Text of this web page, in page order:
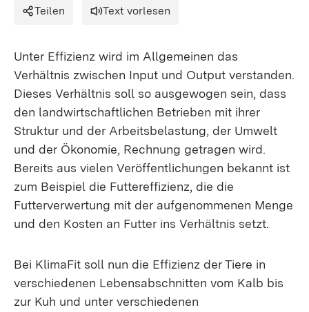
Teilen Text vorlesen
Unter Effizienz wird im Allgemeinen das
Verhältnis zwischen Input und Output verstanden.
Dieses Verhältnis soll so ausgewogen sein, dass
den landwirtschaftlichen Betrieben mit ihrer
Struktur und der Arbeitsbelastung, der Umwelt
und der Ökonomie, Rechnung getragen wird.
Bereits aus vielen Veröffentlichungen bekannt ist
zum Beispiel die Futtereffizienz, die die
Futterverwertung mit der aufgenommenen Menge
und den Kosten an Futter ins Verhältnis setzt.
Bei KlimaFit soll nun die Effizienz der Tiere in
verschiedenen Lebensabschnitten vom Kalb bis
zur Kuh und unter verschiedenen